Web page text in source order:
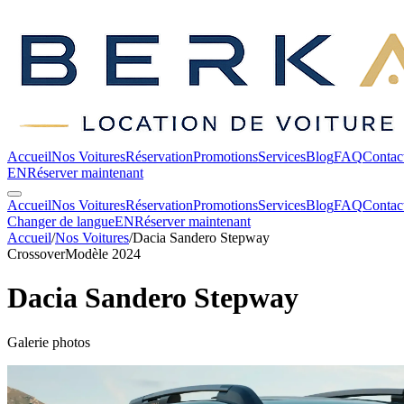
AccueilNos VoituresRéservationPromotionsServicesBlogFAQ
ENRéserver maintenant
AccueilNos VoituresRéservationPromotionsServicesBlogFAQ
Changer de langueENRéserver maintenant
Accueil/Nos Voitures/Dacia Sandero Stepway
CrossoverModèle 2024
Dacia Sandero Stepway
Galerie photos